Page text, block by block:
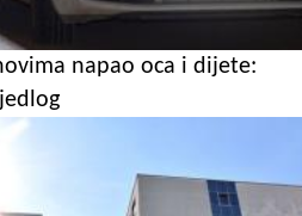
napao oca i dijete: